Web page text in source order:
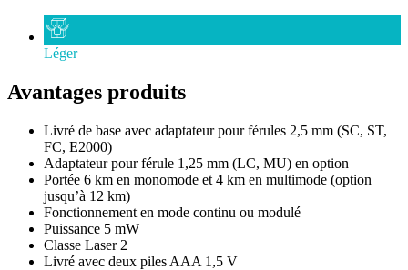
Léger
Avantages produits
Livré de base avec adaptateur pour férules 2,5 mm (SC, ST,
FC, E2000)
Adaptateur pour férule 1,25 mm (LC, MU) en option
Portée 6 km en monomode et 4 km en multimode (option
jusqu’à 12 km)
Fonctionnement en mode continu ou modulé
Puissance 5 mW
Classe Laser 2
Livré avec deux piles AAA 1,5 V